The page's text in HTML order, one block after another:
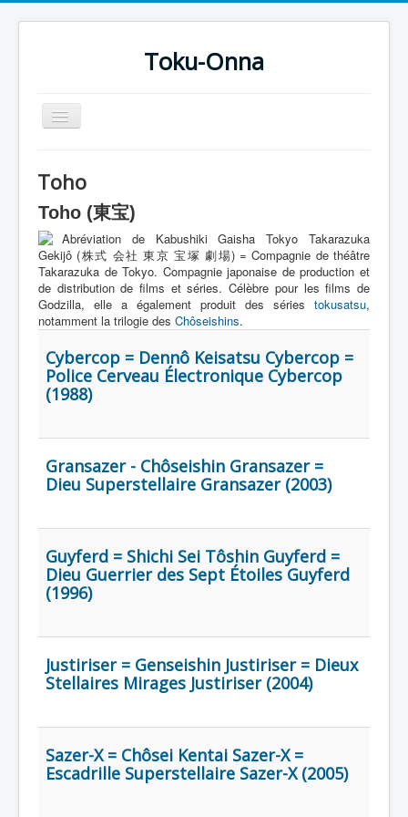
Toku-Onna
Basculer
la
Toku-Actrices
Toku-Critiques
Séries
Films
COSAA
Dessins
Artiste Asperger
Lexique
Toho
Toho (東宝)
Abréviation de Kabushiki Gaisha Tokyo Takarazuka
Gekijô (株式 会社 東京 宝塚 劇場) = Compagnie de théâtre
Takarazuka de Tokyo. Compagnie japonaise de production et
de distribution de films et séries. Célèbre pour les films de
Godzilla, elle a également produit des séries tokusatsu,
notamment la trilogie des Chôseishins.
Cybercop = Dennô Keisatsu Cybercop =
Police Cerveau Électronique Cybercop
(1988)
Gransazer - Chôseishin Gransazer =
Dieu Superstellaire Gransazer (2003)
Guyferd = Shichi Sei Tôshin Guyferd =
Dieu Guerrier des Sept Étoiles Guyferd
(1996)
Justiriser = Genseishin Justiriser = Dieux
Stellaires Mirages Justiriser (2004)
Sazer-X = Chôsei Kentai Sazer-X =
Escadrille Superstellaire Sazer-X (2005)